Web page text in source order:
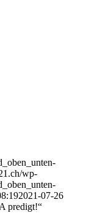
wp-
2021-07-26
predigt!“